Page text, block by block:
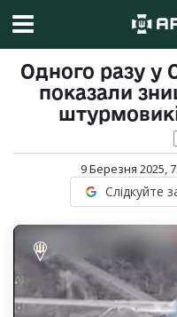
Одного разу у
показали
9 Березня 2025,
Слідкуйте